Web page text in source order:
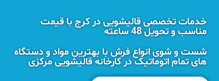
خدمات تخصصی قالیشویی در کرج با قیمت
مناسب و تحویل 48 ساعته
شست و شوی انواع فرش با بهترین مواد و دستگاه
های تمام اتوماتیک در کارخانه قالیشویی مرکزی